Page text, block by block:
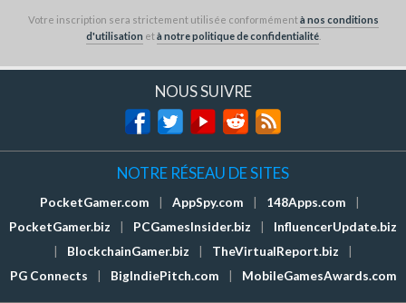
Votre inscription sera strictement utilisée conformémentà nos conditions
d'utilisation età notre politique de confidentialité.
NOUS SUIVRE
NOTRE RÉSEAU DE SITES
PocketGamer.com AppSpy.com 148Apps.com
PocketGamer.biz
PCGamesInsider.biz
InfluencerUpdate.biz
BlockchainGamer.biz TheVirtualReport.biz
PG Connects
BigIndiePitch.com MobileGamesAwards.com